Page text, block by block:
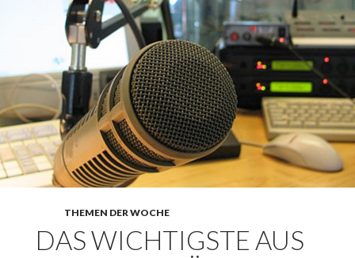
THEMEN DER WOCHE
DAS WICHTIGSTE AUS